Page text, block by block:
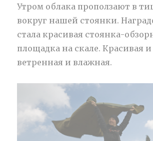
Утром облака проползают в
вокруг нашей стоянки.
стала красивая стоянка-
площадка на скале. Красивая
ветренная и влажная.